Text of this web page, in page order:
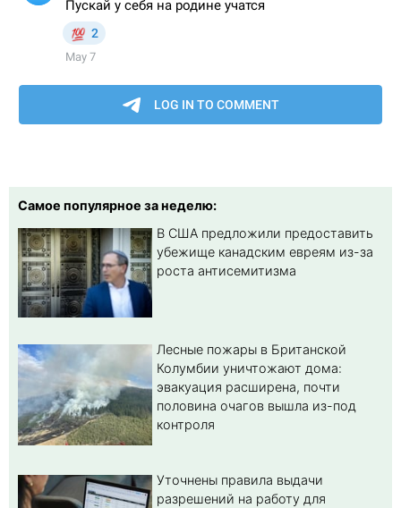
Самое популярное за неделю:
В США предложили предоставить
убежище канадским евреям из-за
роста антисемитизма
Лесные пожары в Британской
Колумбии уничтожают дома:
эвакуация расширена, почти
половина очагов вышла из-под
контроля
Уточнены правила выдачи
разрешений на работу для